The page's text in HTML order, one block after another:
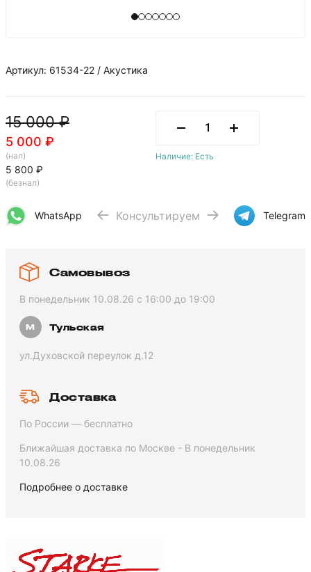
Артикул: 61534-22 / Акустика
15 000 ₽
5 000 ₽
(нал)
5 800 ₽
(безнал)
Наличие: Есть
WhatsApp Консультируем Telegram
Самовывоз
В понедельник 10.08.26 с 16:00 до 19:00
Тульская
ул.Духовской переулок д.12
Доставка
По России — бесплатно
Ближайшая доставка по Москве - В понедельник
10.08.26
Подробнее о доставке